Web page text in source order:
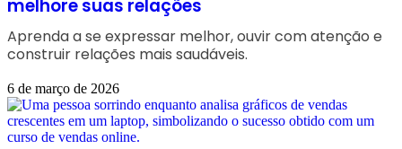
melhore suas relações
Aprenda a se expressar melhor, ouvir com atenção e
construir relações mais saudáveis.
6 de março de 2026